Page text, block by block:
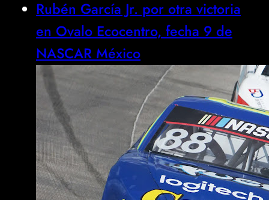
Rubén García Jr. por otra victoria
en Ovalo Ecocentro, fecha 9 de
NASCAR México